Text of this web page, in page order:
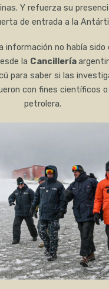
Y refuerza su
de entrada a la
información no había sido
la Cancillería
para saber si las
con fines científicos o
petrolera.